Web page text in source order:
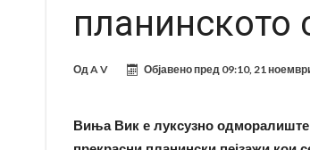
планинското
ОдA V Објавено пред 09:10, 21
Виња Вик е луксузно одморалиште